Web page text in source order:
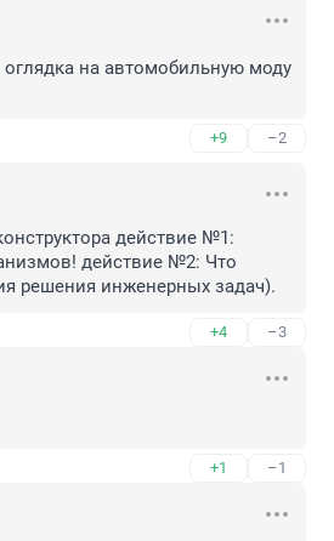
на автомобильную моду
+9 –2
действие №1:
действие №2: Что
решения инженерных задач).
+4 –3
+1 –1